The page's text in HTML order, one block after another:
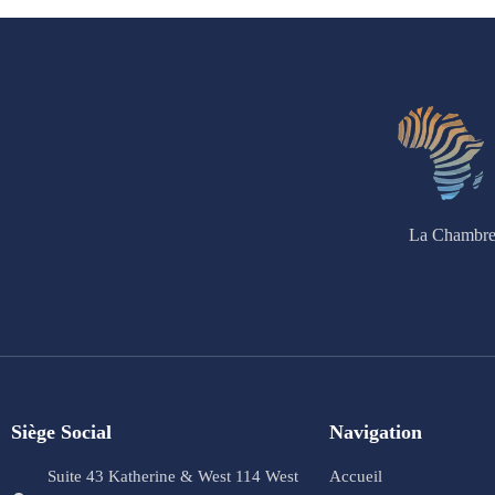
La
Siège Social
Suite 43 Katherine & West 114 West
Navigation
Accueil